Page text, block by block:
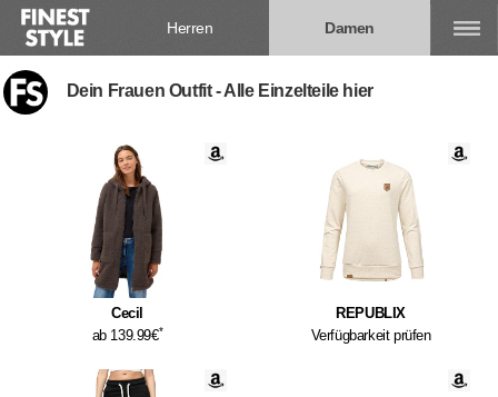
Herren Damen
Dein Frauen Outfit - Alle Einzelteile hier
Cecil
ab 139.99€*
REPUBLIX
Verfügbarkeit prüfen